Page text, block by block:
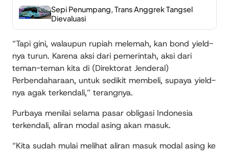
Sepi Penumpang, Trans Anggrek Tangsel
Dievaluasi
“Tapi gini, walaupun rupiah melemah, kan bond yield-
nya turun. Karena aksi dari pemerintah, aksi dari
teman-teman kita di (Direktorat Jenderal)
Perbendaharaan, untuk sedikit membeli, supaya yield-
nya agak terkendali,” terangnya.
Purbaya menilai selama pasar obligasi Indonesia
terkendali, aliran modal asing akan masuk.
“Kita sudah mulai melihat aliran masuk modal asing ke